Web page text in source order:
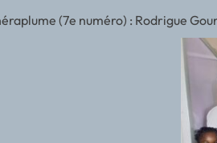
(7e numéro) : Rodrigue